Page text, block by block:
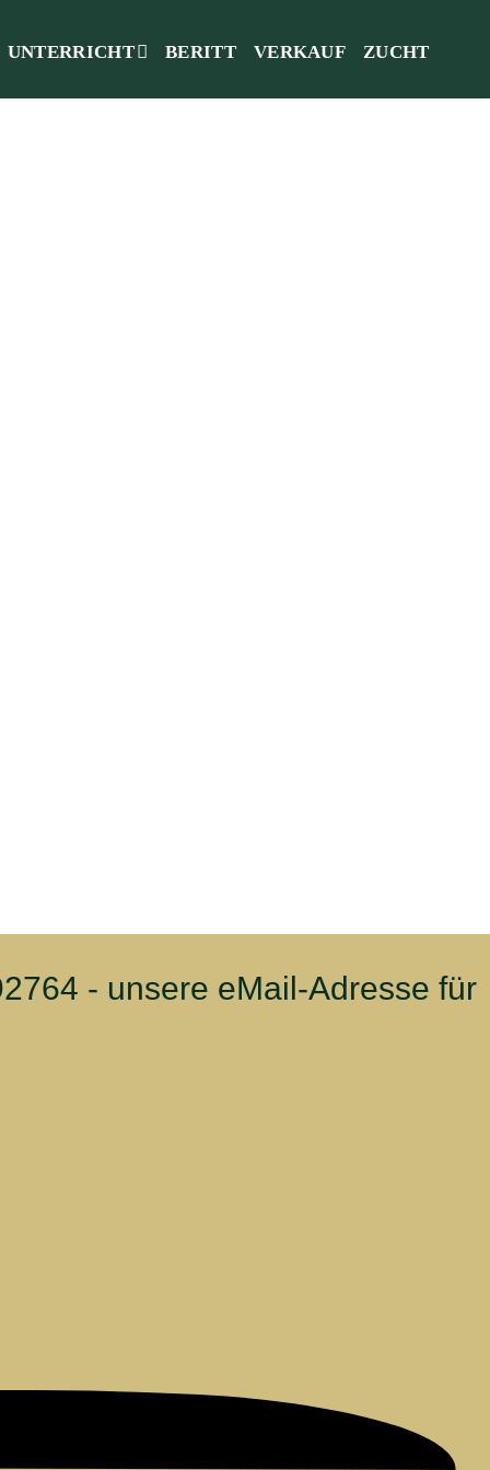
UNTERRICHT BERITT VERKAUF ZUCHT
- unsere eMail-Adresse für